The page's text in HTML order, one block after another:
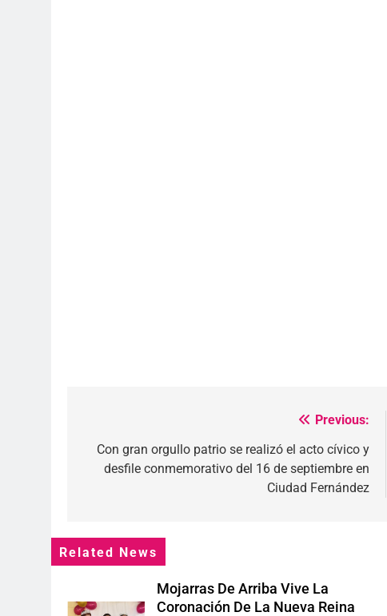
de
Previous:
Con gran orgullo patrio se realizó el acto cívico y
desfile conmemorativo del 16 de septiembre en
Ciudad Fernández
Related News
Mojarras De Arriba Vive La
Coronación De La Nueva Reina